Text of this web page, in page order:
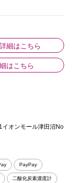
細はこちら
はこちら
オンモール津田沼No
PayPay
二酸化炭素濃度計